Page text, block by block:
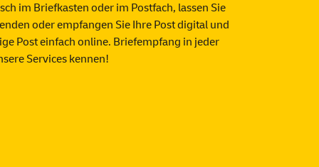
im Briefkasten oder im Postfach, lassen Sie
oder empfangen Sie Ihre Post digital und
Post einfach online. Briefempfang in jeder
Services kennen!